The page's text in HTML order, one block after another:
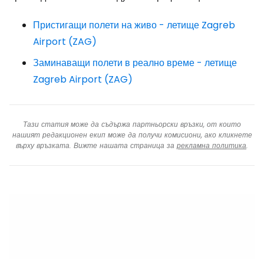
Пристигащи полети на живо - летище Zagreb
Airport (ZAG)
Заминаващи полети в реално време - летище
Zagreb Airport (ZAG)
Тази статия може да съдържа партньорски връзки, от които
нашият редакционен екип може да получи комисиони, ако кликнете
върху връзката. Вижте нашата страница за рекламна политика.